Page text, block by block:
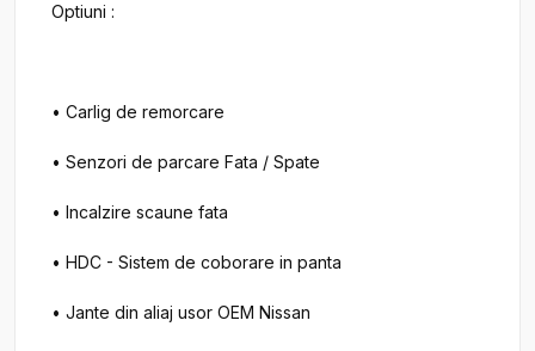
Optiuni :
• Carlig de remorcare
• Senzori de parcare Fata / Spate
• Incalzire scaune fata
• HDC - Sistem de coborare in panta
• Jante din aliaj usor OEM Nissan